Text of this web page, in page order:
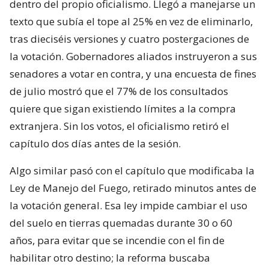
dentro del propio oficialismo. Llegó a manejarse un
texto que subía el tope al 25% en vez de eliminarlo,
tras dieciséis versiones y cuatro postergaciones de
la votación. Gobernadores aliados instruyeron a sus
senadores a votar en contra, y una encuesta de fines
de julio mostró que el 77% de los consultados
quiere que sigan existiendo límites a la compra
extranjera. Sin los votos, el oficialismo retiró el
capítulo dos días antes de la sesión.
Algo similar pasó con el capítulo que modificaba la
Ley de Manejo del Fuego, retirado minutos antes de
la votación general. Esa ley impide cambiar el uso
del suelo en tierras quemadas durante 30 o 60
años, para evitar que se incendie con el fin de
habilitar otro destino; la reforma buscaba